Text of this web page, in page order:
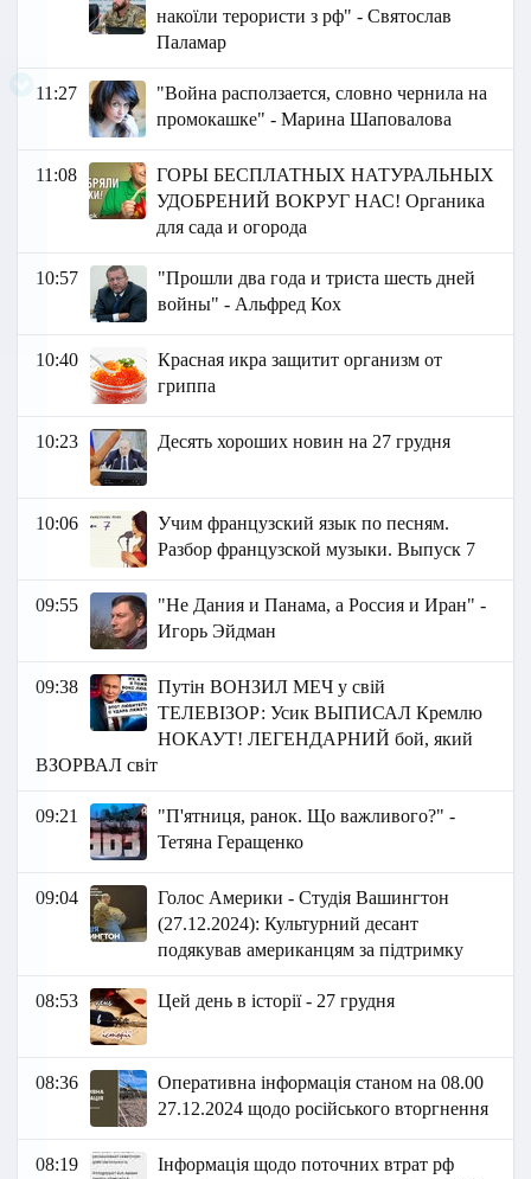
накоїли терористи з рф" - Святослав
Паламар
11:27
"Война расползается, словно чернила на
промокашке" - Марина Шаповалова
11:08
ГОРЫ БЕСПЛАТНЫХ НАТУРАЛЬНЫХ
УДОБРЕНИЙ ВОКРУГ НАС! Органика
для сада и огорода
10:57
"Прошли два года и триста шесть дней
войны" - Альфред Кох
10:40
Красная икра защитит организм от
гриппа
10:23 Десять хороших новин на 27 грудня
10:06
Учим французский язык по песням.
Разбор французской музыки. Выпуск 7
09:55
"Не Дания и Панама, а Россия и Иран" -
Игорь Эйдман
09:38
Путін ВОНЗИЛ МЕЧ у свій
ТЕЛЕВІЗОР: Усик ВЫПИСАЛ Кремлю
НОКАУТ! ЛЕГЕНДАРНИЙ бой, який
ВЗОРВАЛ світ
09:21
"П'ятниця, ранок. Що важливого?" -
Тетяна Геращенко
09:04
Голос Америки - Студія Вашингтон
(27.12.2024): Культурний десант
подякував американцям за підтримку
08:53 Цей день в історії - 27 грудня
08:36
Оперативна інформація станом на 08.00
27.12.2024 щодо російського вторгнення
08:19
Інформація щодо поточних втрат рф